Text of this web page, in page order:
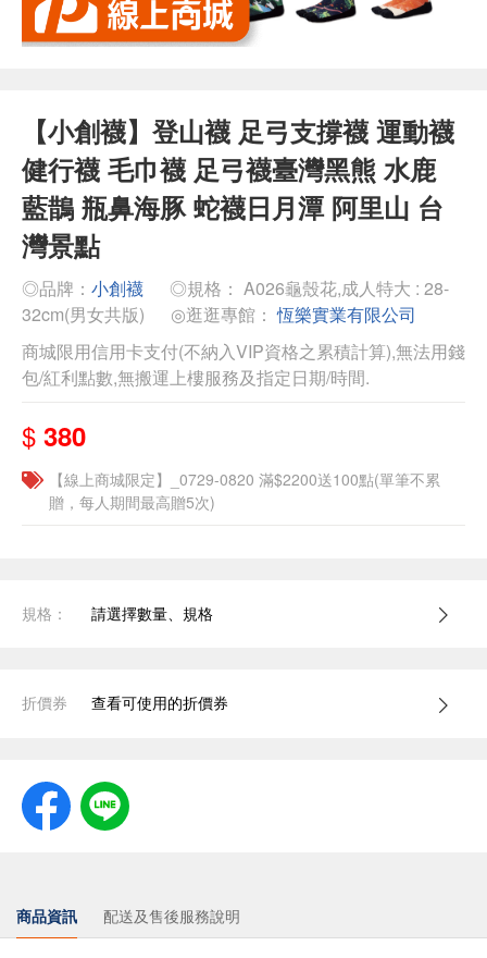
【小創襪】登山襪 足弓支撐襪 運動襪
健行襪 毛巾襪 足弓襪臺灣黑熊 水鹿
藍鵲 瓶鼻海豚 蛇襪日月潭 阿里山 台
灣景點
◎品牌： 小創襪
◎規格： A026龜殼花,成人特大 : 28-
32cm(男女共版)
◎逛逛專館：恆樂實業有限公司
商城限用信用卡支付(不納入VIP資格之累積計算),無法用錢
包/紅利點數,無搬運上樓服務及指定日期/時間.
$ 380
【線上商城限定】_0729-0820 滿$2200送100點(單筆不累
贈，每人期間最高贈5次)
規格： 請選擇數量、規格
折價券 查看可使用的折價券
商品資訊 配送及售後服務說明